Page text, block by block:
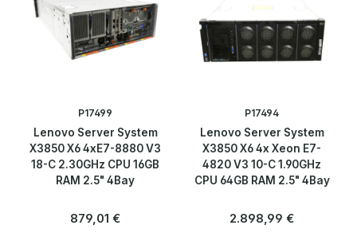
P17499
Lenovo Server System
X3850 X6 4xE7-8880 V3
18-C 2.30GHz CPU 16GB
RAM 2.5" 4Bay
Regulärer Preis:
879,01 €
P17494
Lenovo Server System
X3850 X6 4x Xeon E7-
4820 V3 10-C 1.90GHz
CPU 64GB RAM 2.5" 4Bay
Regulärer Preis:
2.898,99 €